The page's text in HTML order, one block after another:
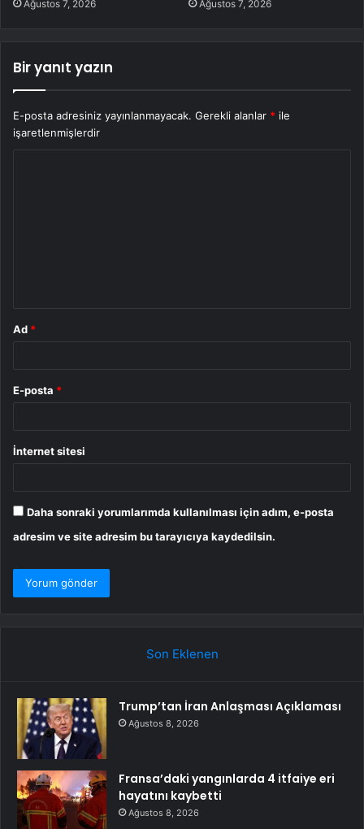
Ağustos 7, 2026 Ağustos 7, 2026
Bir yanıt yazın
E-posta adresiniz yayınlanmayacak. Gerekli alanlar * ile
işaretlenmişlerdir
Ad *
E-posta *
İnternet sitesi
Daha sonraki yorumlarımda kullanılması için adım, e-posta
adresim ve site adresim bu tarayıcıya kaydedilsin.
Son Eklenen
Trump’tan İran Anlaşması Açıklaması
Ağustos 8, 2026
Fransa’daki yangınlarda 4 itfaiye eri
hayatını kaybetti
Ağustos 8, 2026